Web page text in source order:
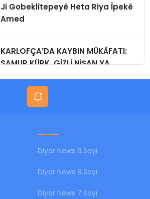
Ji Gobeklîtepeyê Heta Riya Îpekê
Amed
KARLOFÇA’DA KAYBIN MÜKÂFATI:
SAMUR KÜRK, GİZLİ NİŞAN,YA
Diyar News 9.Sayı
Diyar News 8.Sayı
Diyar News 7.Sayı